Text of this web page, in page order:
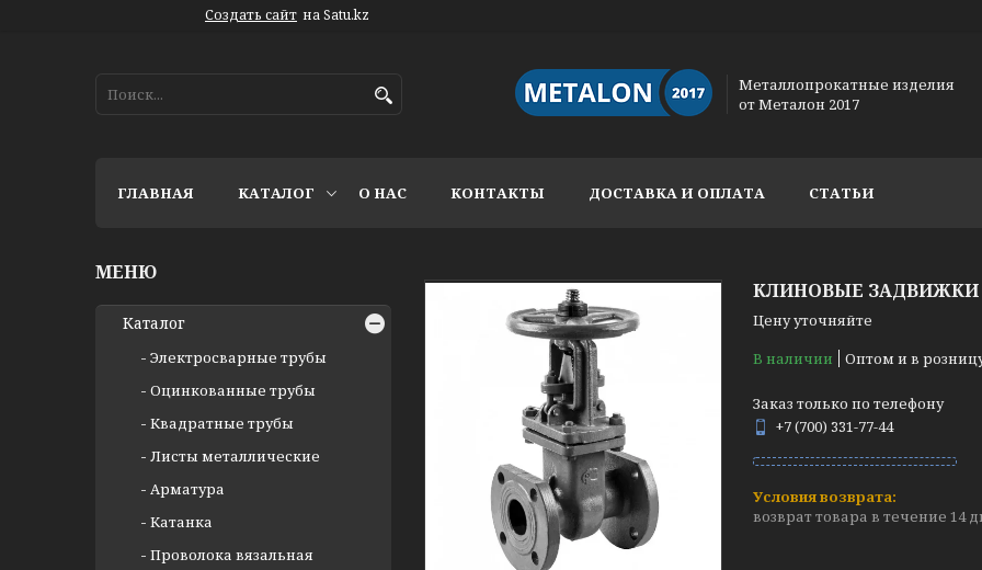
Создать сайт на Satu.kz
Металлопрокатные изделия
от Металон 2017
ГЛАВНАЯ КАТАЛОГ О НАС КОНТАКТЫ ДОСТАВКА И ОПЛАТА СТАТЬИ
КЛИНОВЫЕ ЗАДВИЖКИ
Цену уточняйте
В наличии
Оптом и в
Заказ только по телефону
+7 (700) 331-77-44
возврат товара в течение 14
Каталог
Электросварные трубы
Оцинкованные трубы
Квадратные трубы
Листы металлические
Арматура
Катанка
Проволока вязальная